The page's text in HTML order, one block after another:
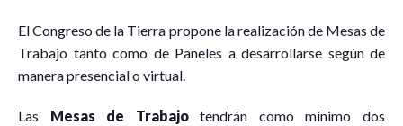
El Congreso de la Tierra propone la realización de Mesas de
Trabajo tanto como de Paneles a desarrollarse según de
manera presencial o virtual.
Las Mesas de Trabajotendrán como mínimo dos